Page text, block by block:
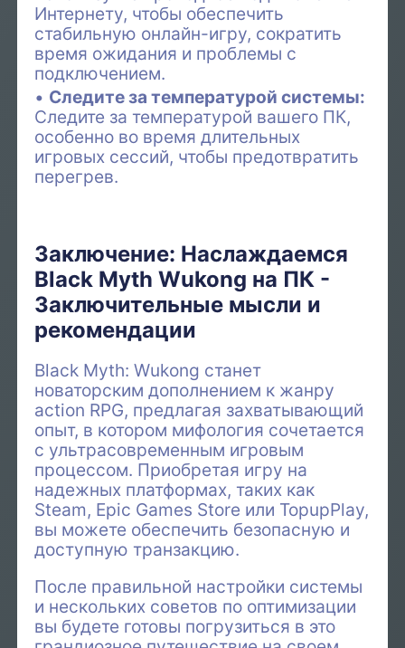
Интернету, чтобы обеспечить
стабильную онлайн-игру, сократить
время ожидания и проблемы с
подключением.
Следите за температурой системы:
Следите за температурой вашего ПК,
особенно во время длительных
игровых сессий, чтобы предотвратить
перегрев.
Заключение: Наслаждаемся
Black Myth Wukong на ПК -
Заключительные мысли и
рекомендации
Black Myth: Wukong станет
новаторским дополнением к жанру
action RPG, предлагая захватывающий
опыт, в котором мифология сочетается
с ультрасовременным игровым
процессом. Приобретая игру на
надежных платформах, таких как
Steam, Epic Games Store или TopupPlay,
вы можете обеспечить безопасную и
доступную транзакцию.
После правильной настройки системы
и нескольких советов по оптимизации
вы будете готовы погрузиться в это